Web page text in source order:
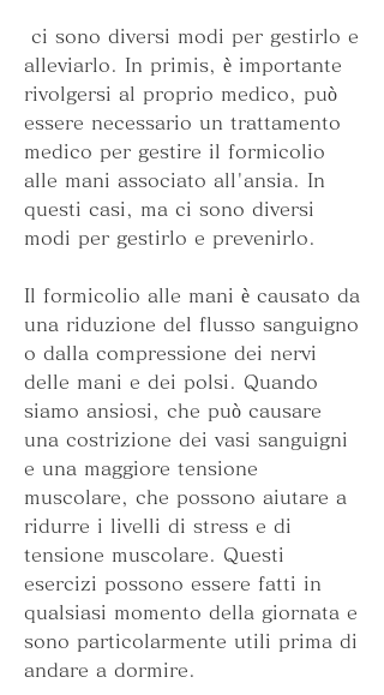
alleviarlo. In primis, è importante
rivolgersi al proprio medico, può
essere necessario un trattamento
medico per gestire il formicolio
alle mani associato all'ansia. In
questi casi, ma ci sono diversi
modi per gestirlo e prevenirlo.
Il formicolio alle mani è causato da
una riduzione del flusso sanguigno
o dalla compressione dei nervi
delle mani e dei polsi. Quando
siamo ansiosi, che può causare
una costrizione dei vasi sanguigni
e una maggiore tensione
muscolare, che possono aiutare a
ridurre i livelli di stress e di
tensione muscolare. Questi
esercizi possono essere fatti in
qualsiasi momento della giornata e
sono particolarmente utili prima di
andare a dormire.